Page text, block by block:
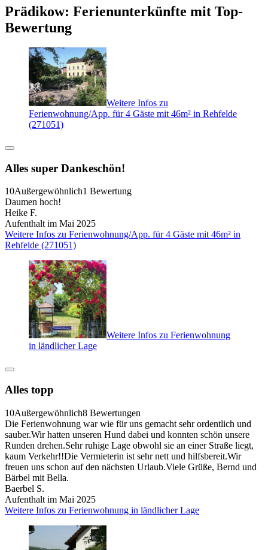
Prädikow: Ferienunterkünfte mit Top-
Bewertung
Weitere Infos zu
Ferienwohnung/App. für 4 Gäste mit 46m² in Rehfelde
(271051)
Alles super Dankeschön!
10Außergewöhnlich1 Bewertung
Daumen hoch!
Heike F.
Aufenthalt im Mai 2025
Weitere Infos zu Ferienwohnung/App. für 4 Gäste mit 46m² in
Rehfelde (271051)
Weitere Infos zu Ferienwohnung
in ländlicher Lage
Alles topp
10Außergewöhnlich8 Bewertungen
Die Ferienwohnung war wie für uns gemacht sehr ordentlich und
sauber.Wir hatten unseren Hund dabei und konnten schön unsere
Runden drehen.Sehr ruhige Lage obwohl sie an einer Straße liegt,
kaum Verkehr!!Die Vermieterin ist sehr nett und hilfsbereit.Wir
freuen uns schon auf den nächsten Urlaub.Viele Grüße, Bernd und
Bärbel mit Bella.
Baerbel S.
Aufenthalt im Mai 2025
Weitere Infos zu Ferienwohnung in ländlicher Lage